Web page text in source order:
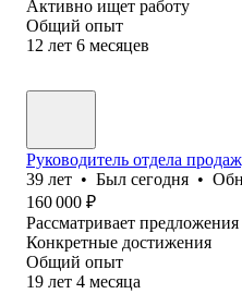
Активно ищет работу
Общий опыт
12 лет 6 месяцев
Руководитель отдела
39 лет • Был сегодня •
160 000 ₽
Рассматривает предложения
Конкретные достижения
Общий опыт
19 лет 4 месяца